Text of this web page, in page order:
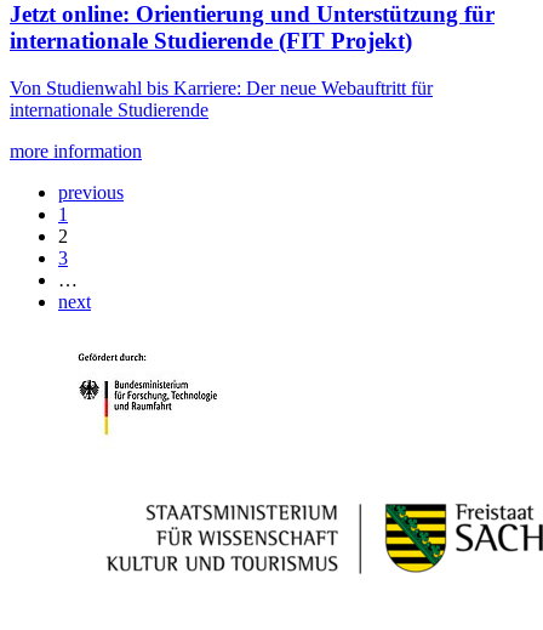
Jetzt online: Orientierung und Unterstützung für
internationale Studierende (FIT Projekt)
Von Studienwahl bis Karriere: Der neue Webauftritt für
internationale Studierende
more information
previous
1
2
3
…
next